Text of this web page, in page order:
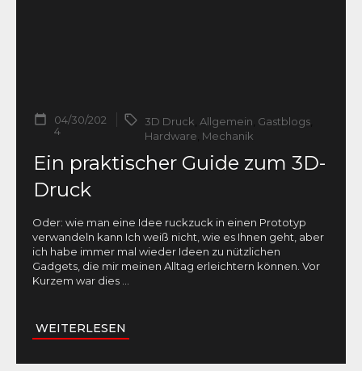
04/30/202
4
3D Druck Allgemein Gastblogs,
Hardware Mechanik
Ein praktischer Guide zum 3D-
Druck
Oder: wie man eine Idee ruckzuck in einen Prototyp
verwandeln kann Ich weiß nicht, wie es Ihnen geht, aber
ich habe immer mal wieder Ideen zu nützlichen
Gadgets, die mir meinen Alltag erleichtern können. Vor
Kurzem war dies
WEITERLESEN